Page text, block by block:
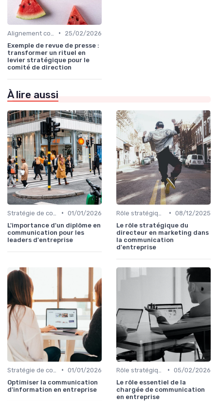
•
25/02/2026
Exemple de revue de presse :
transformer un rituel en
levier stratégique pour le
comité de direction
À lire aussi
• 01/01/2026
L'importance d'un diplôme en
communication pour les
leaders d'entreprise
• 08/12/2025
Le rôle stratégique du
directeur en marketing dans
la communication
d'entreprise
• 01/01/2026
Optimiser la communication
d'information en entreprise
• 05/02/2026
Le rôle essentiel de la
chargée de communication
en entreprise